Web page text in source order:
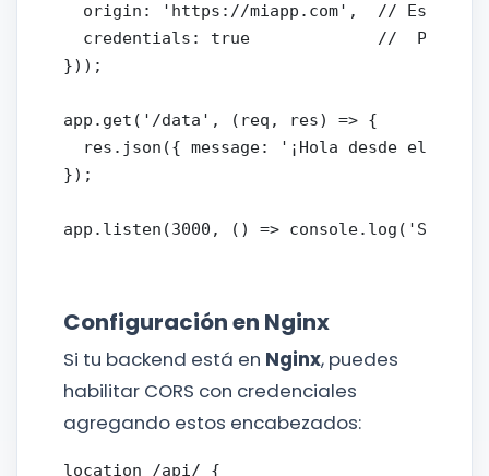
origin: 'https://miapp.com',  //
credentials: true             //
}));
app.get('/data', (req, res) => {
res.json({ message: '¡Hola desde el
});
Configuración en Nginx
Si tu backend está en Nginx, puedes
habilitar CORS con credenciales
agregando estos encabezados:
location /api/ {